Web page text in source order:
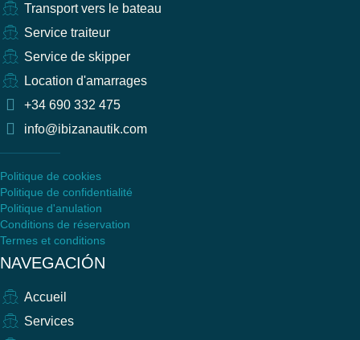
Transport vers le bateau
Service traiteur
Service de skipper
Location d'amarrages
+34 690 332 475
info@ibizanautik.com
Politique de cookies
Politique de confidentialité
Politique d'anulation
Conditions de réservation
Termes et conditions
NAVEGACIÓN
Accueil
Services